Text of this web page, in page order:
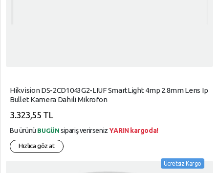
Hikvision DS-2CD1043G2-LIUF SmartLight 4mp 2.8mm Lens Ip
Bullet Kamera Dahili Mikrofon
3.323,55 TL
Bu ürünü BUGÜN sipariş verirsenizYARIN kargoda!
Hızlıca göz at
Ücretsiz Kargo